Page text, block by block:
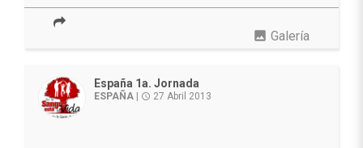
photo Galería
España 1a. Jornada
ESPAÑA access_time 27 Abril 2013